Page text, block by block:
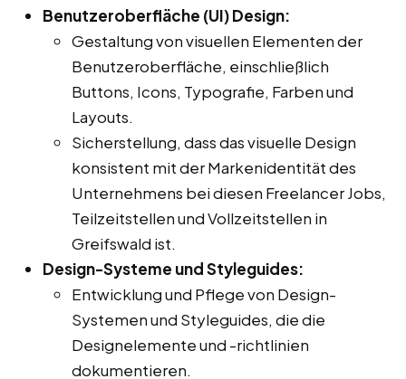
Benutzeroberfläche (UI) Design:
Gestaltung von visuellen Elementen der
Benutzeroberfläche, einschließlich
Buttons, Icons, Typografie, Farben und
Layouts.
Sicherstellung, dass das visuelle Design
konsistent mit der Markenidentität des
Unternehmens bei diesen Freelancer Jobs,
Teilzeitstellen und Vollzeitstellen in
Greifswald ist.
Design-Systeme und Styleguides:
Entwicklung und Pflege von Design-
Systemen und Styleguides, die die
Designelemente und -richtlinien
dokumentieren.